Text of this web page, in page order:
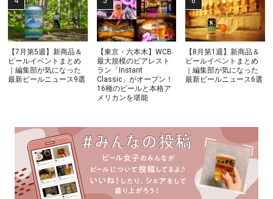
【7月第5週】新商品＆
ビールイベントまとめ
｜編集部が気になった
最新ビールニュース9選
【東京・六本木】WCB
最大規模のビアレスト
ラン「Instant
Classic」がオープン！
16種のビールと本格ア
メリカンを堪能
【8月第1週】新商品＆
ビールイベントまとめ
｜編集部が気になった
最新ビールニュース6選